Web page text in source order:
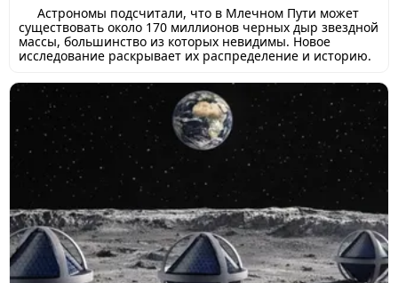
Астрономы подсчитали, что в Млечном Пути может
существовать около 170 миллионов черных дыр звездной
массы, большинство из которых невидимы. Новое
исследование раскрывает их распределение и историю.